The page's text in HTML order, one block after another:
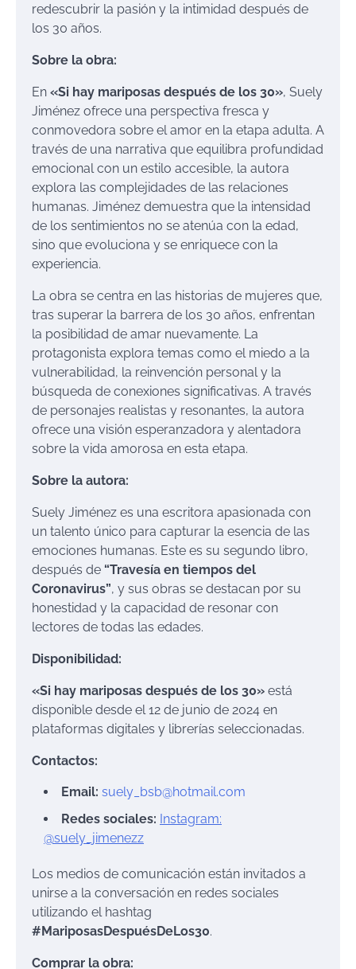
redescubrir la pasión y la intimidad después de
los 30 años.
Sobre la obra:
En «Si hay mariposas después de los 30», Suely
Jiménez ofrece una perspectiva fresca y
conmovedora sobre el amor en la etapa adulta. A
través de una narrativa que equilibra profundidad
emocional con un estilo accesible, la autora
explora las complejidades de las relaciones
humanas. Jiménez demuestra que la intensidad
de los sentimientos no se atenúa con la edad,
sino que evoluciona y se enriquece con la
experiencia.
La obra se centra en las historias de mujeres que,
tras superar la barrera de los 30 años, enfrentan
la posibilidad de amar nuevamente. La
protagonista explora temas como el miedo a la
vulnerabilidad, la reinvención personal y la
búsqueda de conexiones significativas. A través
de personajes realistas y resonantes, la autora
ofrece una visión esperanzadora y alentadora
sobre la vida amorosa en esta etapa.
Sobre la autora:
Suely Jiménez es una escritora apasionada con
un talento único para capturar la esencia de las
emociones humanas. Este es su segundo libro,
después de “Travesía en tiempos del
Coronavirus”, y sus obras se destacan por su
honestidad y la capacidad de resonar con
lectores de todas las edades.
Disponibilidad:
«Si hay mariposas después de los 30» está
disponible desde el 12 de junio de 2024 en
plataformas digitales y librerías seleccionadas.
Contactos:
Email: suely_bsb@hotmail.com
Redes sociales: Instagram:
@suely_jimenezz
Los medios de comunicación están invitados a
unirse a la conversación en redes sociales
utilizando el hashtag
#MariposasDespuésDeLos30.
Comprar la obra: